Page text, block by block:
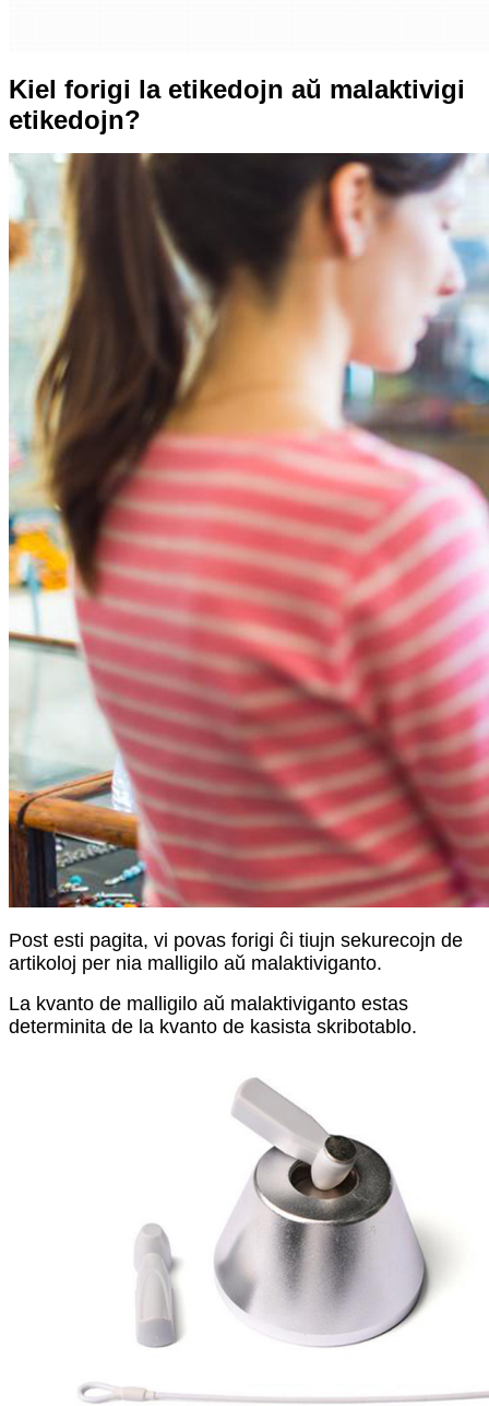
Kiel forigi la etikedojn aŭ malaktivigi
etikedojn?
Post esti pagita, vi povas forigi ĉi tiujn sekurecojn de
artikoloj per nia malligilo aŭ malaktiviganto.
La kvanto de malligilo aŭ malaktiviganto estas
determinita de la kvanto de kasista skribotablo.